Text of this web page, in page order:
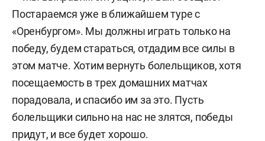
Постараемся уже в ближайшем туре с
«Оренбургом». Мы должны играть только на
победу, будем стараться, отдадим все силы в
этом матче. Хотим вернуть болельщиков, хотя
посещаемость в трех домашних матчах
порадовала, и спасибо им за это. Пусть
болельщики сильно на нас не злятся, победы
придут, и все будет хорошо.